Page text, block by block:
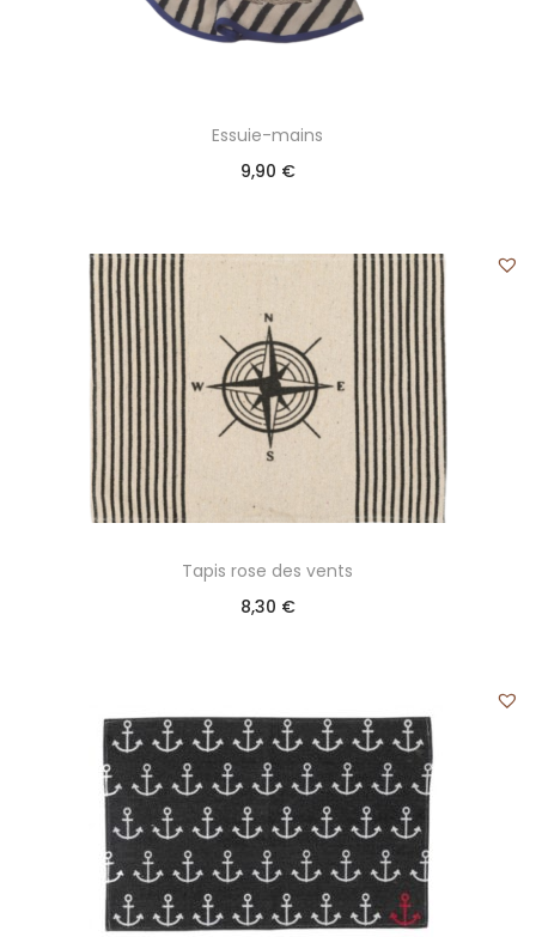
Essuie-mains
9,90 €
Tapis rose des vents
8,30 €